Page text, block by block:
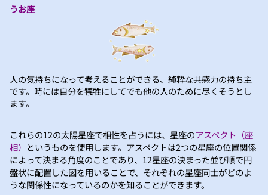
うお座
人の気持ちになって考えることができる、純粋な共感力の持ち主
です。時には自分を犠牲にしてでも他の人のために尽くそうとし
ます。
これらの12の太陽星座で相性を占うには、星座のアスペクト（座
相） というものを使用します。アスペクトは2つの星座の位置関係
によって決まる角度のことであり、12星座の決まった並び順で円
盤状に配置した図を用いることで、それぞれの星座同士がどのよ
うな関係性になっているのかを知ることができます。